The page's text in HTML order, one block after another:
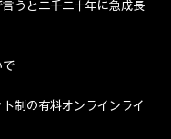
うと二千二十年に急成長
で
制の有料オンラインライ